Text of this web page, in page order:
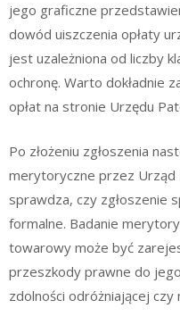
jego graficzne
dowód uiszczenia opłaty
jest uzależniona od liczby
ochronę. Warto dokładnie
opłat na stronie Urzędu
Po złożeniu zgłoszenia
merytoryczne przez Urząd
sprawdza, czy zgłoszenie
formalne. Badanie
towarowy może być
przeszkody prawne do
zdolności odróżniającej